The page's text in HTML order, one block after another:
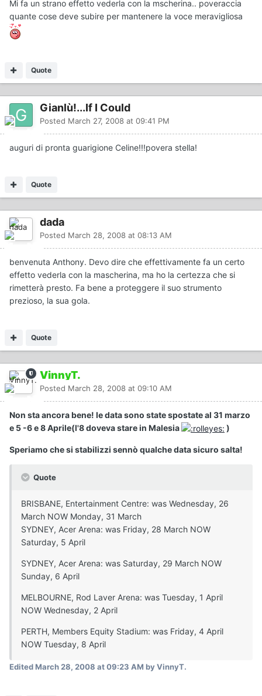
Mi fa un strano effetto vederla con la mscherina.. poveraccia
quante cose deve subire per mantenere la voce meravigliosa
Quote
Gianlù!...If I Could
Posted March 27, 2008 at 09:41 PM
auguri di pronta guarigione Celine!!!povera stella!
Quote
dada
Posted March 28, 2008 at 08:13 AM
benvenuta Anthony. Devo dire che effettivamente fa un certo
effetto vederla con la mascherina, ma ho la certezza che si
rimetterà presto. Fa bene a proteggere il suo strumento
prezioso, la sua gola.
Quote
VinnyT.
Posted March 28, 2008 at 09:10 AM
Non sta ancora bene! le data sono state spostate al 31 marzo
e 5 -6 e 8 Aprile(l'8 doveva stare in Malesia
)
Speriamo che si stabilizzi sennò qualche data sicuro salta!
Quote
BRISBANE, Entertainment Centre: was Wednesday, 26
March NOW Monday, 31 March
SYDNEY, Acer Arena: was Friday, 28 March NOW
Saturday, 5 April
SYDNEY, Acer Arena: was Saturday, 29 March NOW
Sunday, 6 April
MELBOURNE, Rod Laver Arena: was Tuesday, 1 April
NOW Wednesday, 2 April
PERTH, Members Equity Stadium: was Friday, 4 April
NOW Tuesday, 8 April
EditedMarch 28, 2008 at 09:23 AM by VinnyT.